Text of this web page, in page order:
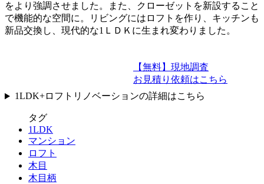
をより強調させました。また、クローゼットを新設すること
で機能的な空間に。リビングにはロフトを作り、キッチンも
新品交換し、現代的な1ＬＤＫに生まれ変わりました。
【無料】現地調査
お見積り依頼はこちら
1LDK+ロフトリノベーションの詳細はこちら
タグ
1LDK
マンション
ロフト
木目
木目柄